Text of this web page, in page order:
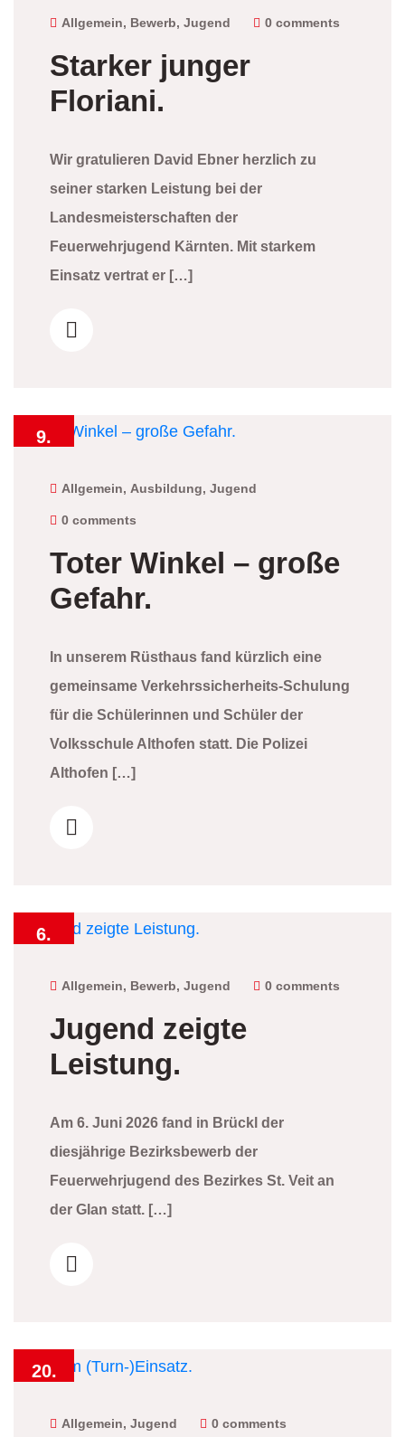
Allgemein, Bewerb, Jugend 0 comments
Starker junger
Floriani.
Wir gratulieren David Ebner herzlich zu
seiner starken Leistung bei der
Landesmeisterschaften der
Feuerwehrjugend Kärnten. Mit starkem
Einsatz vertrat er […]
9.
Allgemein, Ausbildung, Jugend
0 comments
Toter Winkel – große
Gefahr.
In unserem Rüsthaus fand kürzlich eine
gemeinsame Verkehrssicherheits-Schulung
für die Schülerinnen und Schüler der
Volksschule Althofen statt. Die Polizei
Althofen […]
6.
Allgemein, Bewerb, Jugend 0 comments
Jugend zeigte
Leistung.
Am 6. Juni 2026 fand in Brückl der
diesjährige Bezirksbewerb der
Feuerwehrjugend des Bezirkes St. Veit an
der Glan statt. […]
20.
Allgemein, Jugend 0 comments